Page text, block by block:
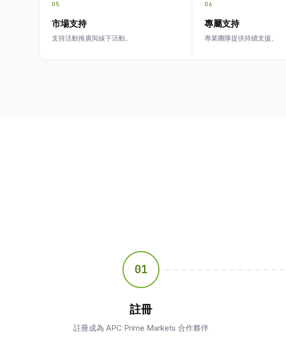
05
市場支持
支持活動推廣與線下活動。
06
專屬支持
專業團隊提供持續支援。
01
註冊
註冊成為 APC Prime Markets 合作夥伴